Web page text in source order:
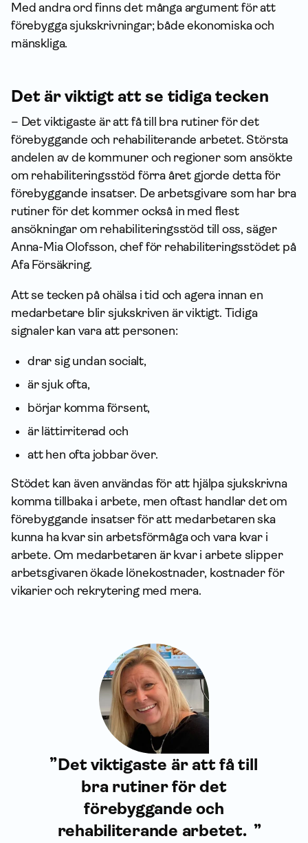
Med andra ord finns det många argument för att
förebygga sjukskrivningar; både ekonomiska och
mänskliga.
Det är viktigt att se tidiga tecken
– Det viktigaste är att få till bra rutiner för det
förebyggande och rehabiliterande arbetet. Största
andelen av de kommuner och regioner som ansökte
om rehabili­terings­stöd förra året gjorde detta för
förebyggande insatser. De arbetsgivare som har bra
rutiner för det kommer också in med flest
ansökningar om rehabili­terings­stöd till oss, säger
Anna-Mia Olofsson, chef för rehabiliteringsstödet på
Afa För­säkring.
Att se tecken på ohälsa i tid och agera innan en
medarbetare blir sjukskriven är viktigt. Tidiga
signaler kan vara att personen:
drar sig undan socialt,
är sjuk ofta,
börjar komma försent,
är lättirriterad och
att hen ofta jobbar över.
Stödet kan även användas för att hjälpa sjukskrivna
komma tillbaka i arbete, men oftast handlar det om
förebyggande insatser för att medarbetaren ska
kunna ha kvar sin arbetsförmåga och vara kvar i
arbete. Om medarbetaren är kvar i arbete slipper
arbetsgivaren ökade lönekostnader, kostnader för
vikarier och rekrytering med mera.
Det viktigaste är att få till
bra rutiner för det
förebyggande och
rehabiliterande arbetet.